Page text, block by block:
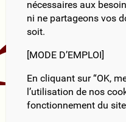
nécessaires aux
ni ne partageons vos
soit.
[MODE D’EMPLOI]
En cliquant sur “OK,
l’utilisation de nos
fonctionnement du